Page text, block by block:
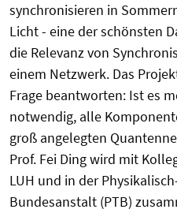
synchronisieren in
Licht - eine der schönsten
die Relevanz von
einem Netzwerk. Das
Frage beantworten: Ist es
notwendig, alle
groß angelegten
Prof. Fei Ding wird mit
LUH und in der
Bundesanstalt (PTB)